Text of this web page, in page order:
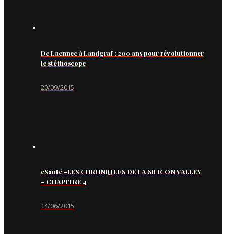
De Laennec à Landgraf : 200 ans pour révolutionner
le stéthoscope
20/09/2015
eSanté -LES CHRONIQUES DE LA SILICON VALLEY
– CHAPITRE 4
14/06/2015